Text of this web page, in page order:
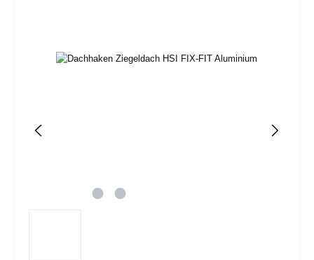
Bildergalerie überspringen